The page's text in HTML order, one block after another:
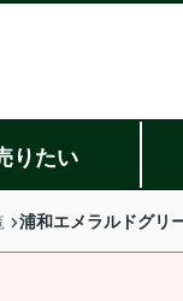
りたい
浦和エメラルドグリ